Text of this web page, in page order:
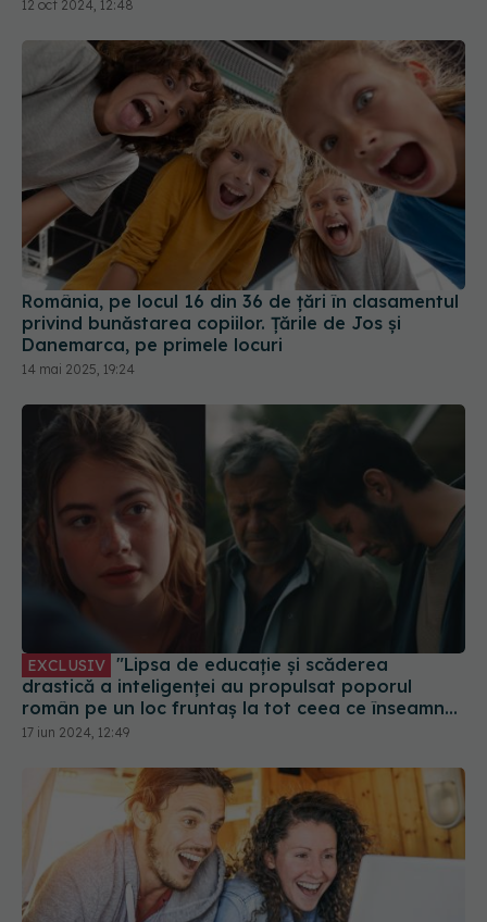
România, pe locul 16 din 36 de țări în clasamentul
privind bunăstarea copiilor. Ţările de Jos şi
Danemarca, pe primele locuri
14 mai 2025, 19:24
EXCLUSIV
drastică a inteligenței au propulsat poporul
român pe un loc fruntaș la tot ceea ce înseamnă
un popor ce nu simte nimic pentru nimeni"
17 iun 2024, 12:49